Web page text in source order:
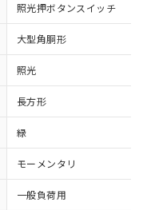
照光押ボタンスイッチ
大型角胴形
照光
長方形
緑
モーメンタリ
一般負荷用